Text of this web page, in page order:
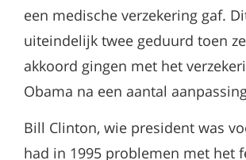
een medische verzekering gaf.
uiteindelijk twee geduurd toen
akkoord gingen met het
Obama na een aantal
Bill Clinton, wie president was
had in 1995 problemen met het